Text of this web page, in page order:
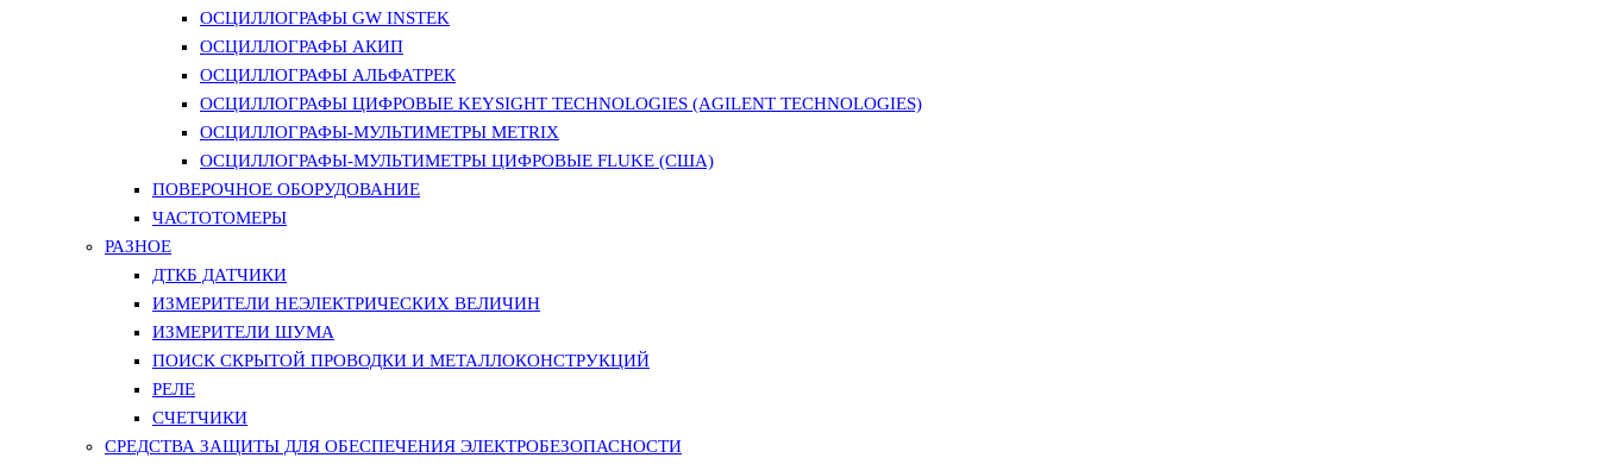
ОСЦИЛЛОГРАФЫ GW INSTEK
ОСЦИЛЛОГРАФЫ АКИП
ОСЦИЛЛОГРАФЫ АЛЬФАТРЕК
ОСЦИЛЛОГРАФЫ ЦИФРОВЫЕ KEYSIGHT TECHNOLOGIES (AGILENT TECHNOLOGIES)
ОСЦИЛЛОГРАФЫ-МУЛЬТИМЕТРЫ METRIX
ОСЦИЛЛОГРАФЫ-МУЛЬТИМЕТРЫ ЦИФРОВЫЕ FLUKE (США)
ПОВЕРОЧНОЕ ОБОРУДОВАНИЕ
ЧАСТОТОМЕРЫ
РАЗНОЕ
ДТКБ ДАТЧИКИ
ИЗМЕРИТЕЛИ НЕЭЛЕКТРИЧЕСКИХ ВЕЛИЧИН
ИЗМЕРИТЕЛИ ШУМА
ПОИСК СКРЫТОЙ ПРОВОДКИ И МЕТАЛЛОКОНСТРУКЦИЙ
РЕЛЕ
СЧЕТЧИКИ
СРЕДСТВА ЗАЩИТЫ ДЛЯ ОБЕСПЕЧЕНИЯ ЭЛЕКТРОБЕЗОПАСНОСТИ